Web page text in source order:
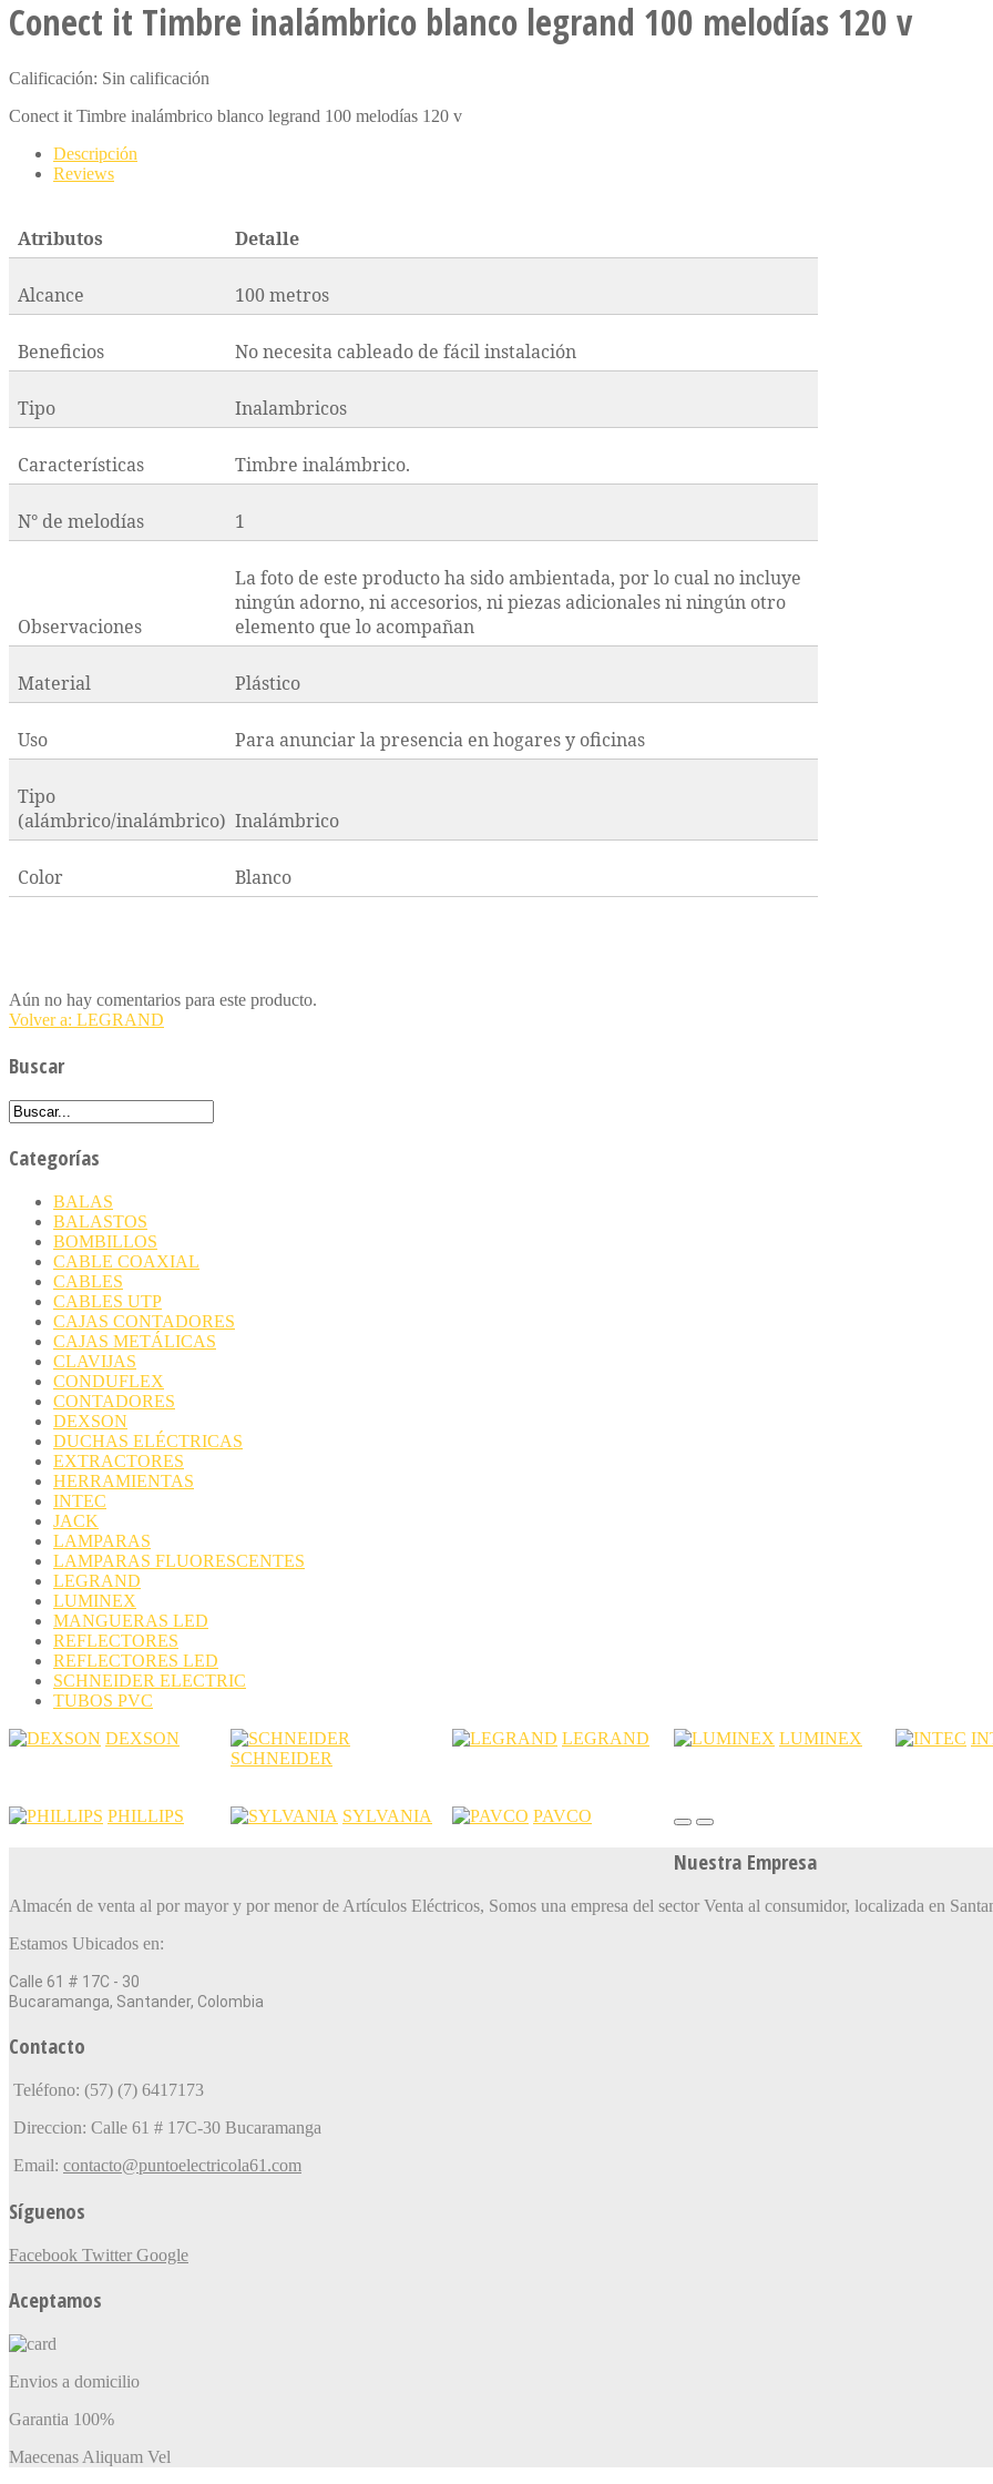
Conect it Timbre inalámbrico blanco legrand 100 melodías 120 v
Calificación: Sin calificación
Conect it Timbre inalámbrico blanco legrand 100 melodías 120 v
Descripción
Reviews
Atributos Detalle
Alcance 100 metros
Beneficios No necesita cableado de fácil instalación
Tipo Inalambricos
Características Timbre inalámbrico.
N° de melodías 1
Observaciones
La foto de este producto ha sido ambientada, por lo cual no incluye
ningún adorno, ni accesorios, ni piezas adicionales ni ningún otro
elemento que lo acompañan
Material Plástico
Uso Para anunciar la presencia en hogares y oficinas
Tipo
(alámbrico/inalámbrico) Inalámbrico
Color Blanco
Aún no hay comentarios para este producto.
Volver a: LEGRAND
Buscar
Categorías
BALAS
BALASTOS
BOMBILLOS
CABLE COAXIAL
CABLES
CABLES UTP
CAJAS CONTADORES
CAJAS METÁLICAS
CLAVIJAS
CONDUFLEX
CONTADORES
DEXSON
DUCHAS ELÉCTRICAS
EXTRACTORES
HERRAMIENTAS
INTEC
JACK
LAMPARAS
LAMPARAS FLUORESCENTES
LEGRAND
LUMINEX
MANGUERAS LED
REFLECTORES
REFLECTORES LED
SCHNEIDER ELECTRIC
TUBOS PVC
DEXSON
SCHNEIDER
LEGRAND LUMINEX
PHILLIPS SYLVANIA PAVCO
Nuestra Empresa
Almacén de venta al por mayor y por menor de Artículos Eléctricos, Somos una empresa del sector Venta al consumidor, localizada en
Estamos Ubicados en:
Calle 61 # 17C - 30
Bucaramanga, Santander, Colombia
Contacto
Teléfono: (57) (7) 6417173
Direccion: Calle 61 # 17C-30 Bucaramanga
Email: contacto@puntoelectricola61.com
Síguenos
Facebook Twitter Google
Aceptamos
Envios a domicilio
Garantia 100%
Maecenas Aliquam Vel